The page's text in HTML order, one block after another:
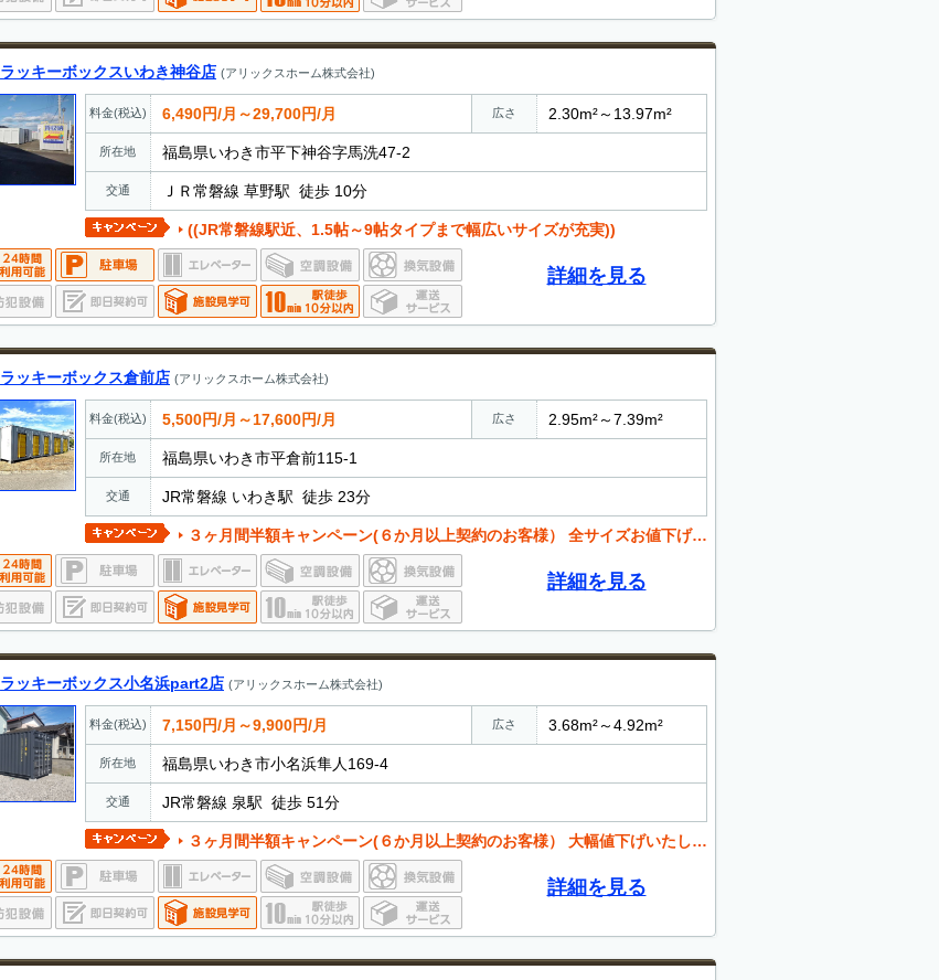
ラッキーボックスいわき神谷店 (アリックスホーム株式会社)
料金(税込) 6,490円/月～29,700円/月 広さ 2.30m²～13.97m²
所在地 福島県いわき市平下神谷字馬洗47-2
交通 ＪＲ常磐線 草野駅 徒歩 10分
((JR常磐線駅近、1.5帖～9帖タイプまで幅広いサイズが充実))
詳細を見る
ラッキーボックス倉前店 (アリックスホーム株式会社)
料金(税込) 5,500円/月～17,600円/月 広さ 2.95m²～7.39m²
所在地 福島県いわき市平倉前115-1
交通 JR常磐線 いわき駅 徒歩 23分
３ヶ月間半額キャンペーン(６か月以上契約のお客様） 全サイズお値下げいたしました(^^)/
詳細を見る
ラッキーボックス小名浜part2店 (アリックスホーム株式会社)
料金(税込) 7,150円/月～9,900円/月 広さ 3.68m²～4.92m²
所在地 福島県いわき市小名浜隼人169-4
交通 JR常磐線 泉駅 徒歩 51分
３ヶ月間半額キャンペーン(６か月以上契約のお客様） 大幅値下げいたしました(^^)/
詳細を見る